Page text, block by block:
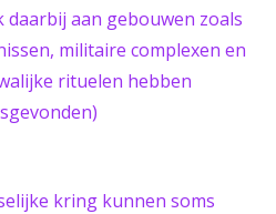
daarbij aan gebouwen zoals
militaire complexen en
rituelen hebben
kring kunnen soms